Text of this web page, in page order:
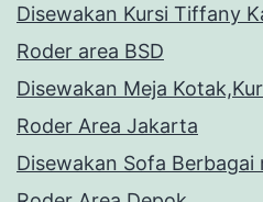
Disewakan Kursi Tiffany
Roder area BSD
Disewakan Meja
Roder Area Jakarta
Disewakan Sofa Berbagai